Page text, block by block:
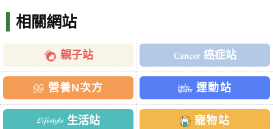
相關網站
親子站 癌症站
營養N次方 運動站
生活站 寵物站